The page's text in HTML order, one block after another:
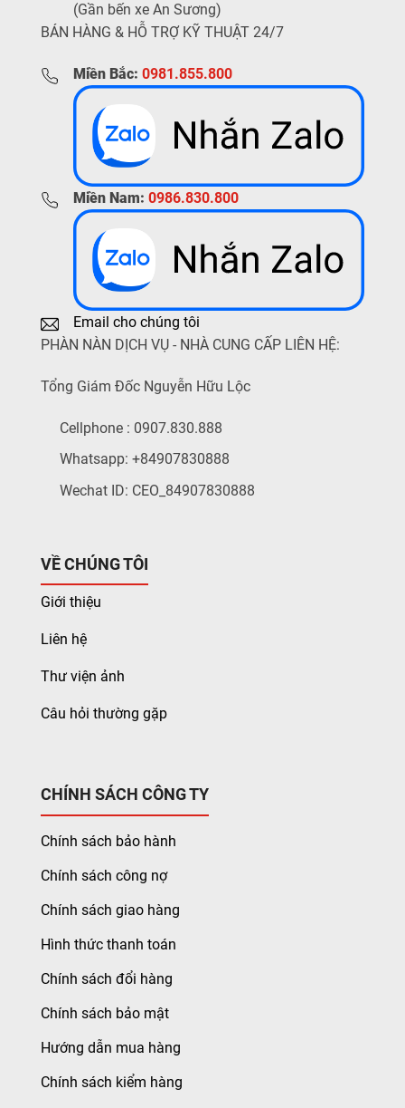
(Gần bến xe An Sương)
BÁN HÀNG & HỖ TRỢ KỸ THUẬT 24/7
Miền Bắc: 0981.855.800
Miền Nam: 0986.830.800
Email cho chúng tôi
PHÀN NÀN DỊCH VỤ - NHÀ CUNG CẤP LIÊN HỆ:
Tổng Giám Đốc Nguyễn Hữu Lộc
Cellphone : 0907.830.888
Whatsapp: +84907830888
Wechat ID: CEO_84907830888
VỀ CHÚNG TÔI
Giới thiệu
Liên hệ
Thư viện ảnh
Câu hỏi thường gặp
CHÍNH SÁCH CÔNG TY
Chính sách bảo hành
Chính sách công nợ
Chính sách giao hàng
Hình thức thanh toán
Chính sách đổi hàng
Chính sách bảo mật
Hướng dẫn mua hàng
Chính sách kiểm hàng